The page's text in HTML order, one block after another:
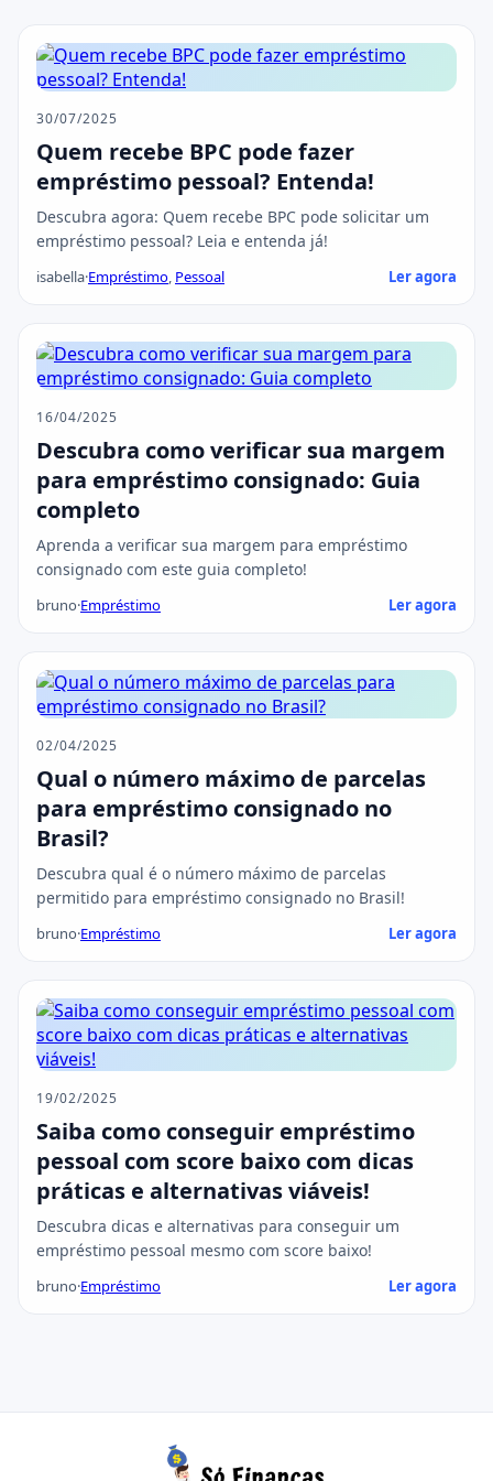
30/07/2025
Quem recebe BPC pode fazer
empréstimo pessoal? Entenda!
Descubra agora: Quem recebe BPC pode solicitar um
empréstimo pessoal? Leia e entenda já!
isabella·Empréstimo, Pessoal Ler agora
16/04/2025
Descubra como verificar sua margem
para empréstimo consignado: Guia
completo
Aprenda a verificar sua margem para empréstimo
consignado com este guia completo!
bruno·Empréstimo Ler agora
02/04/2025
Qual o número máximo de parcelas
para empréstimo consignado no
Brasil?
Descubra qual é o número máximo de parcelas
permitido para empréstimo consignado no Brasil!
bruno·Empréstimo Ler agora
19/02/2025
Saiba como conseguir empréstimo
pessoal com score baixo com dicas
práticas e alternativas viáveis!
Descubra dicas e alternativas para conseguir um
empréstimo pessoal mesmo com score baixo!
bruno·Empréstimo Ler agora